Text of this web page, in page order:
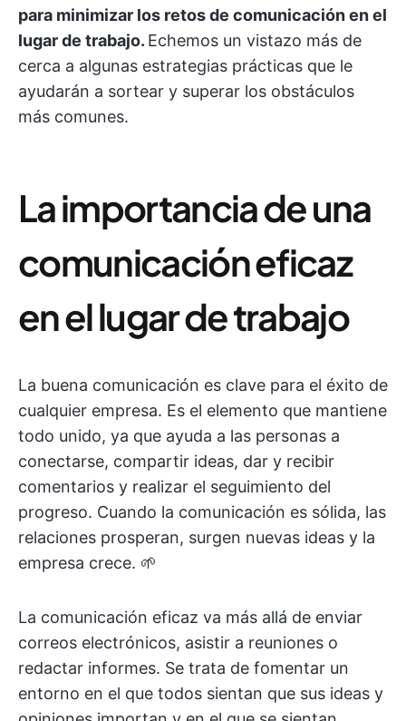
para minimizar los retos de comunicación en el
lugar de trabajo. Echemos un vistazo más de
cerca a algunas estrategias prácticas que le
ayudarán a sortear y superar los obstáculos
más comunes.
La importancia de una
comunicación eficaz
en el lugar de trabajo
La buena comunicación es clave para el éxito de
cualquier empresa. Es el elemento que mantiene
todo unido, ya que ayuda a las personas a
conectarse, compartir ideas, dar y recibir
comentarios y realizar el seguimiento del
progreso. Cuando la comunicación es sólida, las
relaciones prosperan, surgen nuevas ideas y la
empresa crece. 🌱
La comunicación eficaz va más allá de enviar
correos electrónicos, asistir a reuniones o
redactar informes. Se trata de fomentar un
entorno en el que todos sientan que sus ideas y